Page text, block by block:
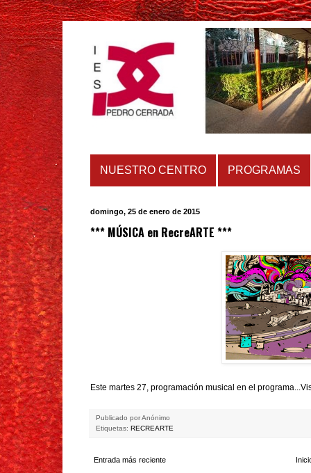
NUESTRO CENTRO PROGRAMAS
domingo, 25 de enero de 2015
*** MÚSICA en RecreARTE ***
Este martes 27, programación musical en el
Publicado porAnónimo
Etiquetas: RECREARTE
Entrada más reciente